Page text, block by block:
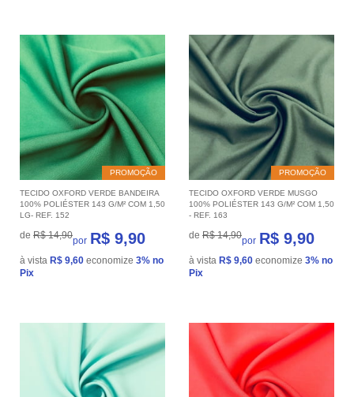
PROMOÇÃO
TECIDO OXFORD VERDE BANDEIRA
100% POLIÉSTER 143 G/M² COM 1,50
LG- REF. 152
de R$ 14,90por R$ 9,90
à vista R$ 9,60 economize 3% no
Pix
PROMOÇÃO
TECIDO OXFORD VERDE MUSGO
100% POLIÉSTER 143 G/M² COM 1,50
- REF. 163
de R$ 14,90por R$ 9,90
à vista R$ 9,60 economize 3% no
Pix